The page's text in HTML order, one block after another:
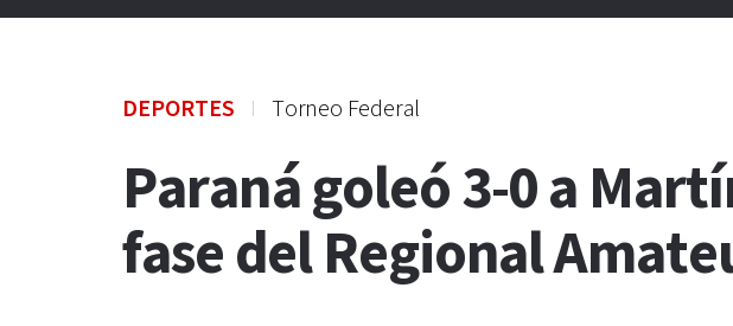
DEPORTES Torneo Federal
Paraná goleó 3-0 a
fase del Regional